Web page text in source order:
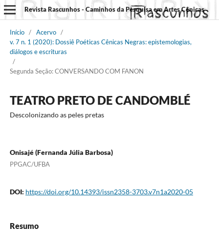
Revista Rascunhos - Caminhos da Pesquisa em Artes Cênicas
Início / Acervo /
v. 7 n. 1 (2020): Dossiê Poéticas Cênicas Negras: epistemologias,
diálogos e escrituras
/
Segunda Seção: CONVERSANDO COM FANON
TEATRO PRETO DE CANDOMBLÉ
Descolonizando as peles pretas
Onisajé (Fernanda Júlia Barbosa)
PPGAC/UFBA
DOI: https://doi.org/10.14393/issn2358-3703.v7n1a2020-05
Resumo